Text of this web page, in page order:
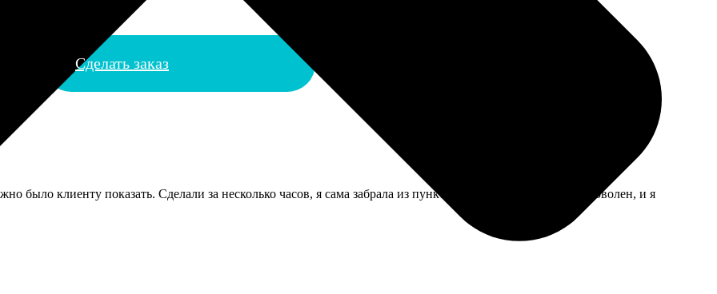
Сделать заказ
было клиенту показать. Сделали за несколько часов, я сама забрала из пункта выдачи. Клиент остался доволен, и я